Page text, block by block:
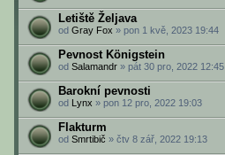
Letiště Željava
od Gray Fox » pon 1 kvě, 2023 19:44
Pevnost Königstein
od Salamandr » pát 30 pro, 2022 12:45
Barokní pevnosti
od Lynx » pon 12 pro, 2022 19:03
Flakturm
od Smrtibič » čtv 8 zář, 2022 19:13